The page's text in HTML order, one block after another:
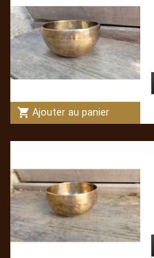
shopping_cart Ajouter au panier